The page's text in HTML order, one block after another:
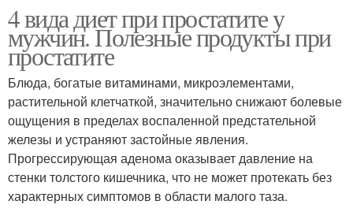
4 вида диет при простатите у
мужчин. Полезные продукты при
простатите
Блюда, богатые витаминами, микроэлементами,
растительной клетчаткой, значительно снижают болевые
ощущения в пределах воспаленной предстательной
железы и устраняют застойные явления.
Прогрессирующая аденома оказывает давление на
стенки толстого кишечника, что не может протекать без
характерных симптомов в области малого таза.